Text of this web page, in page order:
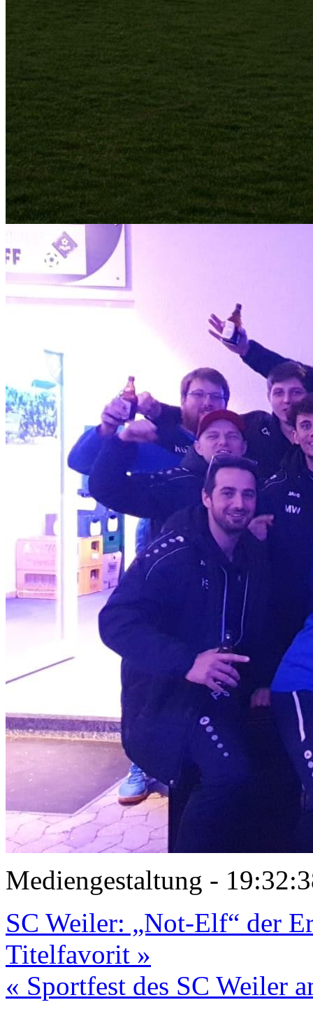
Mediengestaltung -
SC Weiler: „Not-Elf“ der
Titelfavorit »
« Sportfest des SC Weiler